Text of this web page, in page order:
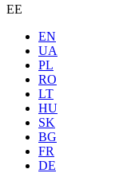
EE
EN
UA
PL
RO
LT
HU
SK
BG
FR
DE